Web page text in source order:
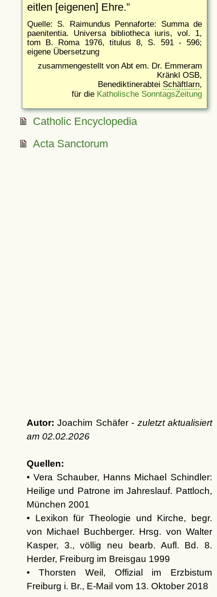
eitlen [eigenen] Ehre.
Quelle: S. Raimundus Pennaforte: Summa de
paenitentia. Universa bibliotheca iuris, vol. 1,
tom B. Roma 1976, titulus 8, S. 591 - 596;
eigene Übersetzung
zusammengestellt von Abt em. Dr. Emmeram
Kränkl OSB,
Benediktinerabtei Schäftlarn,
für die Katholische SonntagsZeitung
Catholic Encyclopedia
Acta Sanctorum
Autor: Joachim Schäfer - zuletzt aktualisiert
am 02.02.2026
Quellen:
• Vera Schauber, Hanns Michael Schindler:
Heilige und Patrone im Jahreslauf. Pattloch,
München 2001
• Lexikon für Theologie und Kirche, begr.
von Michael Buchberger. Hrsg. von Walter
Kasper, 3., völlig neu bearb. Aufl. Bd. 8.
Herder, Freiburg im Breisgau 1999
• Thorsten Weil, Offizial im Erzbistum
Freiburg i. Br., E-Mail vom 13. Oktober 2018